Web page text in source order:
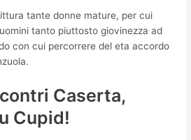
tante donne mature, per cui
tanto piuttosto giovinezza ad
con cui percorrere del eta accordo
Caserta,
Cupid!